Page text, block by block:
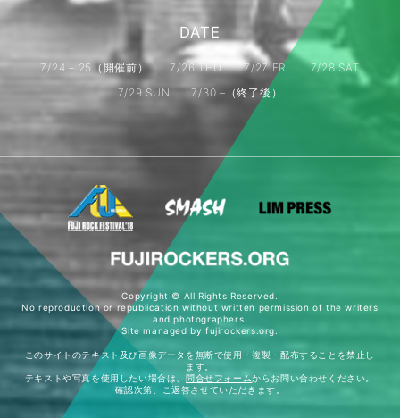
DATE
7/24 – 25（開催前） 7/26 THU 7/27 FRI
7/28 SAT
7/29 SUN
7/30 –（終了後）
Copyright © All Rights Reserved.
No reproduction or republication without written permission of the writers
and photographers.
Site managed by fujirockers.org.
このサイトのテキスト及び画像データを無断で使用・複製・配布することを禁止し
ます。
テキストや写真を使用したい場合は、 問合せフォームからお問い合わせください。
確認次第、ご返答させていただきます。